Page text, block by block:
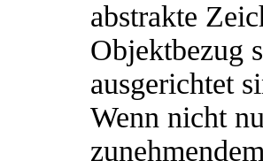
abstrakte
Objektbezug
ausgerichtet
Wenn nicht